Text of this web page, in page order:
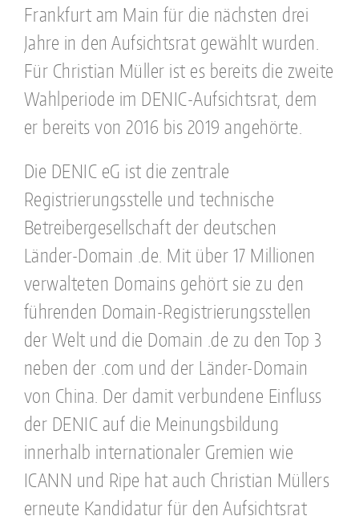
Frankfurt am Main für die nächsten drei
Jahre in den Aufsichtsrat gewählt wurden.
Für Christian Müller ist es bereits die zweite
Wahlperiode im DENIC-Aufsichtsrat, dem
er bereits von 2016 bis 2019 angehörte.
Die DENIC eG ist die zentrale
Registrierungsstelle und technische
Betreibergesellschaft der deutschen
Länder-Domain .de. Mit über 17 Millionen
verwalteten Domains gehört sie zu den
führenden Domain-Registrierungsstellen
der Welt und die Domain .de zu den Top 3
neben der .com und der Länder-Domain
von China. Der damit verbundene Einfluss
der DENIC auf die Meinungsbildung
innerhalb internationaler Gremien wie
ICANN und Ripe hat auch Christian Müllers
erneute Kandidatur für den Aufsichtsrat